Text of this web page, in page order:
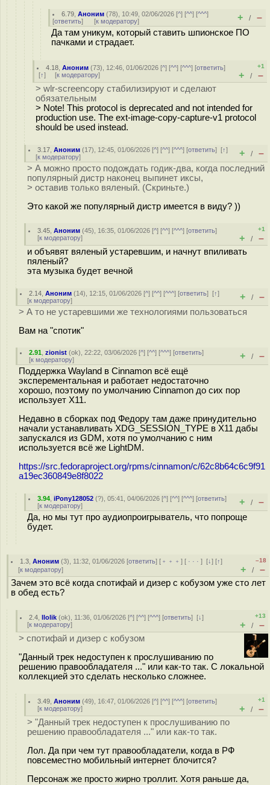
6.79 ,Аноним (78), 10:49, 02/06/2026 [^] [^^] [^^^]
[ответить] [к модератору] + / –
Да там уникум, который ставить шпионское ПО
пачками и страдает.
4.18 ,Аноним (73), 12:46, 01/06/2026 [^] [^^] [^^^] [ответить]
[↑] [к модератору]
+1
+ / –
> wlr-screencopy стабилизируют и сделают
обязательным
> Note! This protocol is deprecated and not intended for
production use. The ext-image-copy-capture-v1 protocol
should be used instead.
3.17 ,Аноним (17), 12:45, 01/06/2026 [^] [^^] [^^^] [ответить][↑]
[к модератору] + / –
> А можно просто подождать годик-два, когда последний
популярный дистр наконец выпинет иксы,
> оставив только вяленый. (Скриньте.)
Это какой же популярный дистр имеется в виду? ))
3.45 ,Аноним (45), 16:35, 01/06/2026 [^] [^^] [^^^] [ответить]
[к модератору]
+1
+ / –
и объявят вяленый устаревшим, и начнут впиливать
пяленый?
эта музыка будет вечной
2.14 ,Аноним (14), 12:15, 01/06/2026 [^] [^^] [^^^] [ответить][↑]
[к модератору] + / –
> А то не устаревшими же технологиями пользоваться
Вам на "спотик"
2.91 ,zionist (ok), 22:22, 03/06/2026 [^] [^^] [^^^] [ответить]
[к модератору] + / –
Поддержка Wayland в Cinnamon всё ещё
эксперементальная и работает недостаточно
хорошо, поэтому по умолчанию Cinnamon до сих пор
использует X11.
Недавно в сборках под Федору там даже принудительно
начали устанавливать XDG_SESSION_TYPE в X11 дабы
запускался из GDM, хотя по умолчанию с ним
используется всё же LightDM.
https://src.fedoraproject.org/rpms/cinnamon/c/62c8b64c6c9f91
a19ec360849e8f8022
3.94 ,iPony128052 (?), 05:41, 04/06/2026 [^] [^^] [^^^] [ответить]
[к модератору] + / –
Да, но мы тут про аудиопроигрыватель, что попроще
будет.
1.3 ,Аноним (3), 11:32, 01/06/2026 [ответить] [ ﹢﹢﹢] [ · · ·][↓] [↑]
[к модератору]
–18
+ / –
Зачем это всё когда спотифай и дизер с кобузом уже сто лет
в обед есть?
2.4 ,llolik (ok), 11:36, 01/06/2026 [^] [^^] [^^^] [ответить][↓]
[к модератору]
+13
+ / –
> спотифай и дизер с кобузом
"Данный трек недоступен к прослушиванию по
решению правообладателя ..." или как-то так. С локальной
коллекцией это сделать несколько сложнее.
3.49 ,Аноним (49), 16:47, 01/06/2026 [^] [^^] [^^^] [ответить]
[к модератору]
+1
+ / –
> "Данный трек недоступен к прослушиванию по
решению правообладателя ..." или как-то так.
Лол. Да при чем тут правообладатели, когда в РФ
повсеместно мобильный интернет блочится?
Персонаж же просто жирно троллит. Хотя раньше да,